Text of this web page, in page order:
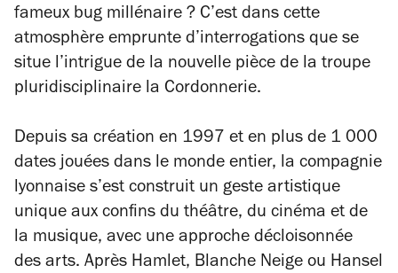
fameux bug millénaire ? C’est dans cette
atmosphère emprunte d’interrogations que se
situe l’intrigue de la nouvelle pièce de la troupe
pluridisciplinaire la Cordonnerie.
Depuis sa création en 1997 et en plus de 1 000
dates jouées dans le monde entier, la compagnie
lyonnaise s’est construit un geste artistique
unique aux confins du théâtre, du cinéma et de
la musique, avec une approche décloisonnée
des arts. Après Hamlet, Blanche Neige ou Hansel